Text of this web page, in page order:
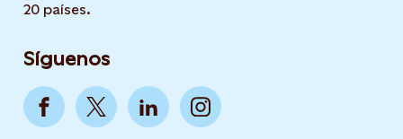
20 países.
Síguenos